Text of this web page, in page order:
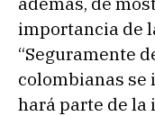
importancia de
“Seguramente
colombianas se
hará parte de la